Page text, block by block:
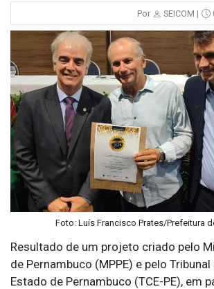
Por SEICOM |
Foto: Luís Francisco Prates/Prefeitura
Resultado de um projeto criado pelo
de Pernambuco (MPPE) e pelo
Estado de Pernambuco (TCE-PE), em